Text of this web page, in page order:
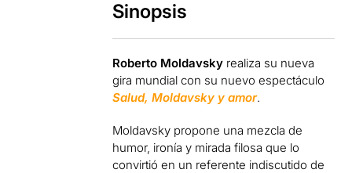
Sinopsis
Roberto Moldavsky realiza su nueva
gira mundial con su nuevo espectáculo
Salud, Moldavsky y amor.
Moldavsky propone una mezcla de
humor, ironía y mirada filosa que lo
convirtió en un referente indiscutido de